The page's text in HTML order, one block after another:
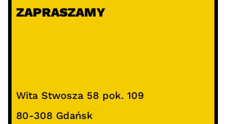
ZAPRASZAMY
Wita Stwosza 58 pok. 109
80-308 Gdańsk